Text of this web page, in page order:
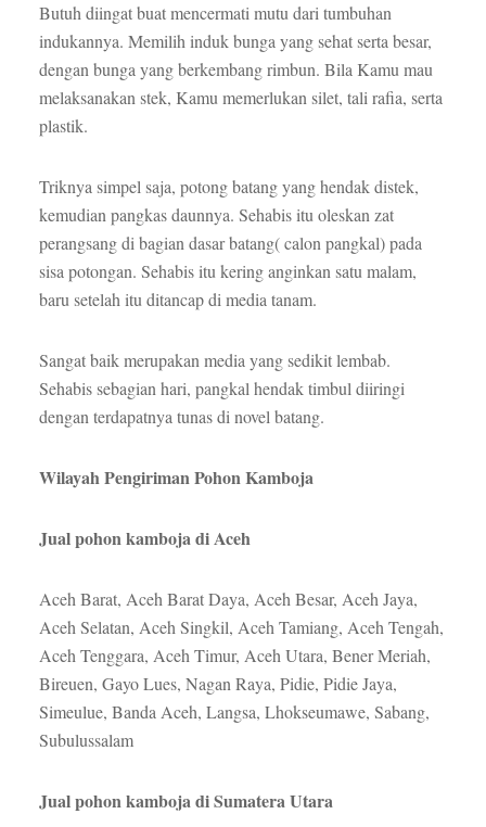
Butuh diingat buat mencermati mutu dari tumbuhan
indukannya. Memilih induk bunga yang sehat serta besar,
dengan bunga yang berkembang rimbun. Bila Kamu mau
melaksanakan stek, Kamu memerlukan silet, tali rafia, serta
plastik.
Triknya simpel saja, potong batang yang hendak distek,
kemudian pangkas daunnya. Sehabis itu oleskan zat
perangsang di bagian dasar batang( calon pangkal) pada
sisa potongan. Sehabis itu kering anginkan satu malam,
baru setelah itu ditancap di media tanam.
Sangat baik merupakan media yang sedikit lembab.
Sehabis sebagian hari, pangkal hendak timbul diiringi
dengan terdapatnya tunas di novel batang.
Wilayah Pengiriman Pohon Kamboja
Jual pohon kamboja di Aceh
Aceh Barat, Aceh Barat Daya, Aceh Besar, Aceh Jaya,
Aceh Selatan, Aceh Singkil, Aceh Tamiang, Aceh Tengah,
Aceh Tenggara, Aceh Timur, Aceh Utara, Bener Meriah,
Bireuen, Gayo Lues, Nagan Raya, Pidie, Pidie Jaya,
Simeulue, Banda Aceh, Langsa, Lhokseumawe, Sabang,
Subulussalam
Jual pohon kamboja di Sumatera Utara